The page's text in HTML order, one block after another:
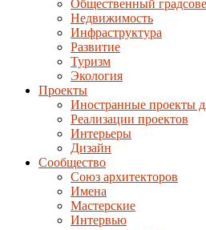
Общественный
Недвижимость
Инфраструктура
Развитие
Туризм
Экология
Проекты
Иностранные проекты
Реализации проектов
Интерьеры
Дизайн
Сообщество
Союз архитекторов
Имена
Мастерские
Интервью